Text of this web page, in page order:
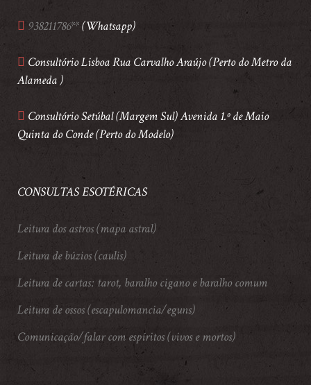
938211786**(Whatsapp)
Consultório Lisboa Rua Carvalho Araújo (Perto do Metro da
Alameda )
Consultório Setúbal (Margem Sul) Avenida 1.º de Maio
Quinta do Conde (Perto do Modelo)
CONSULTAS ESOTÉRICAS
Leitura dos astros (mapa astral)
Leitura de búzios (caulis)
Leitura de cartas: tarot, baralho cigano e baralho comum
Leitura de ossos (escapulomancia/eguns)
Comunicação/falar com espíritos (vivos e mortos)